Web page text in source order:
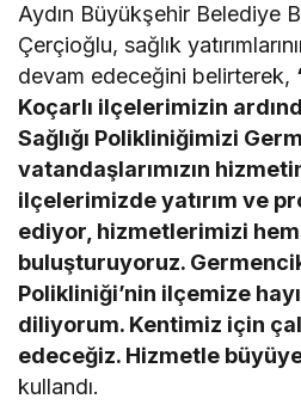
Aydın Büyükşehir Belediye
Çerçioğlu, sağlık
devam edeceğini belirterek,
Koçarlı ilçelerimizin
Sağlığı Polikliniğimizi
vatandaşlarımızın
ilçelerimizde yatırım ve
ediyor, hizmetlerimizi
buluşturuyoruz. Germencik
Polikliniği’nin ilçemize
diliyorum. Kentimiz için
edeceğiz. Hizmetle
kullandı.